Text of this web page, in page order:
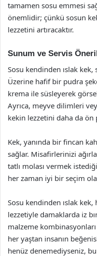
tamamen sosu emmesi
önemlidir; çünkü sosun
lezzetini artıracaktır.
Sunum ve Servis
Sosu kendinden ıslak kek,
Üzerine hafif bir pudra
krema ile süsleyerek
Ayrıca, meyve dilimleri
kekin lezzetini daha da ön
Kek, yanında bir fincan
sağlar. Misafirlerinizi
tatlı molası vermek
her zaman iyi bir seçim
Sosu kendinden ıslak kek,
lezzetiyle damaklarda iz
malzeme
her yaştan insanın
henüz denemediyseniz,